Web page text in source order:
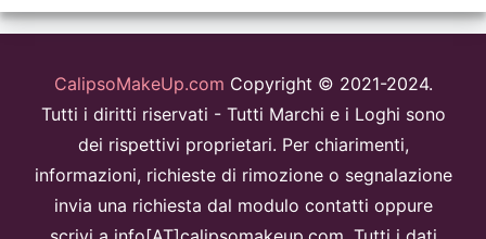
CalipsoMakeUp.com Copyright © 2021-2024.
Tutti i diritti riservati - Tutti Marchi e i Loghi sono
dei rispettivi proprietari. Per chiarimenti,
informazioni, richieste di rimozione o segnalazione
invia una richiesta dal modulo contatti oppure